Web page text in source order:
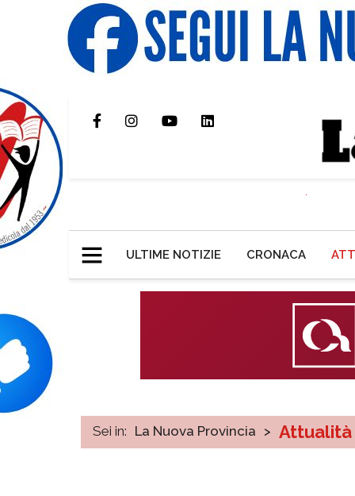
ULTIME NOTIZIE CRONACA
Sei in: La Nuova Provincia > Attualità